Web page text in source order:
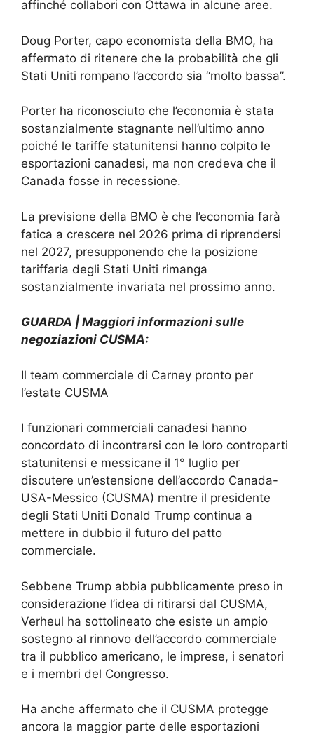
affinché collabori con Ottawa in alcune aree.
Doug Porter, capo economista della BMO, ha
affermato di ritenere che la probabilità che gli
Stati Uniti rompano l’accordo sia “molto bassa”.
Porter ha riconosciuto che l’economia è stata
sostanzialmente stagnante nell’ultimo anno
poiché le tariffe statunitensi hanno colpito le
esportazioni canadesi, ma non credeva che il
Canada fosse in recessione.
La previsione della BMO è che l’economia farà
fatica a crescere nel 2026 prima di riprendersi
nel 2027, presupponendo che la posizione
tariffaria degli Stati Uniti rimanga
sostanzialmente invariata nel prossimo anno.
GUARDA | Maggiori informazioni sulle
negoziazioni CUSMA:
Il team commerciale di Carney pronto per
l’estate CUSMA
I funzionari commerciali canadesi hanno
concordato di incontrarsi con le loro controparti
statunitensi e messicane il 1° luglio per
discutere un’estensione dell’accordo Canada-
USA-Messico (CUSMA) mentre il presidente
degli Stati Uniti Donald Trump continua a
mettere in dubbio il futuro del patto
commerciale.
Sebbene Trump abbia pubblicamente preso in
considerazione l’idea di ritirarsi dal CUSMA,
Verheul ha sottolineato che esiste un ampio
sostegno al rinnovo dell’accordo commerciale
tra il pubblico americano, le imprese, i senatori
e i membri del Congresso.
Ha anche affermato che il CUSMA protegge
ancora la maggior parte delle esportazioni